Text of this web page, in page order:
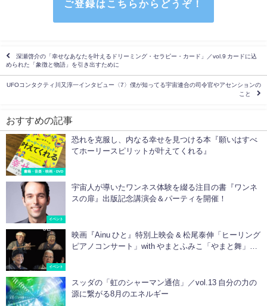
ご登録はこちらからどうぞ！
深瀬啓介の「幸せなあなたを叶えるドリーミング・セラピー・カード」／vol.9 カードに込
められた「象徴と物語」を引き出すために
UFOコンタクティ川又淳一インタビュー〈7〉僕が知ってる宇宙連合の司令官やアセンションの
こと
おすすめの記事
書籍・音楽・映画・DVD
恐れを克服し、内なる幸せを見つける本『願いはすべ
てホーリースピリットが叶えてくれる』
イベント
宇宙人が導いたワンネス体験を綴る注目の書『ワンネ
スの扉』出版記念講演会＆パーティを開催！
イベント
映画『Ainu ひと』特別上映会 & 松尾泰伸「ヒーリング
ピアノコンサート」with やまとふみこ「やまと舞」の
スッダの「虹のシャーマン通信」／vol.13 自分の力の
源に繋がる8月のエネルギー